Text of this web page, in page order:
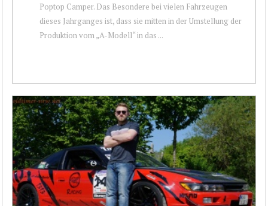
Poptop Camper. Das Besondere bei vielen Fahrzeugen
dieses Jahrganges ist, dass sie mitten in der Umstellung der
Produktion vom „A-Modell“ in das ...